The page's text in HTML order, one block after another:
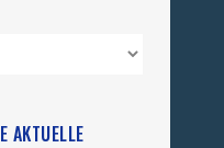
AKTUELLE